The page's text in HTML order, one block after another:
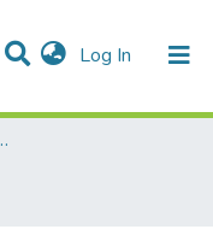
Log In (current)
Intézete